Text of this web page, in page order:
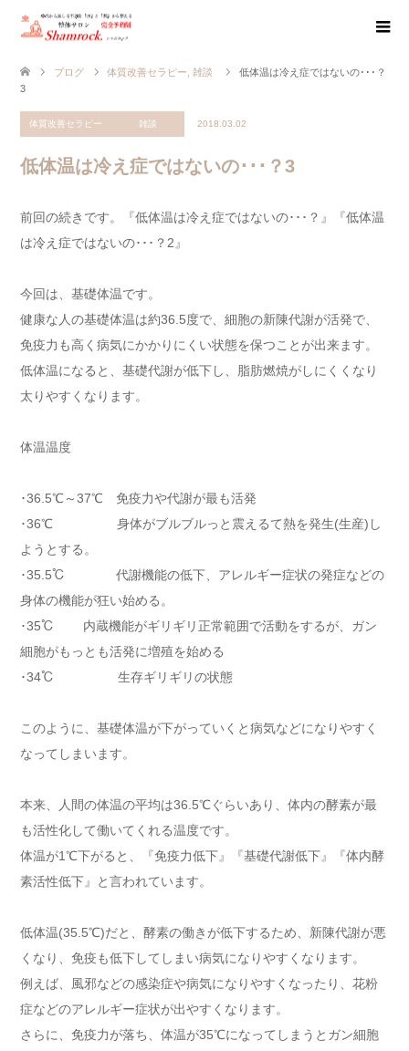
ブログ 体質改善セラピー 雑談
低体温は冷え症ではないの･･･？
3
体質改善セラピー 雑談 2018.03.02
低体温は冷え症ではないの･･･？3
前回の続きです。『低体温は冷え症ではないの･･･？』『低体温
は冷え症ではないの･･･？2』
今回は、基礎体温です。
健康な人の基礎体温は約36.5度で、細胞の新陳代謝が活発で、
免疫力も高く病気にかかりにくい状態を保つことが出来ます。
低体温になると、基礎代謝が低下し、脂肪燃焼がしにくくなり
太りやすくなります。
体温温度
･36.5℃～37℃ 免疫力や代謝が最も活発
･36℃ 身体がブルブルっと震えるて熱を発生(生産)し
ようとする。
･35.5℃ 代謝機能の低下、アレルギー症状の発症などの
身体の機能が狂い始める。
･35℃ 内蔵機能がギリギリ正常範囲で活動をするが、ガン
細胞がもっとも活発に増殖を始める
･34℃ 生存ギリギリの状態
このように、基礎体温が下がっていくと病気などになりやすく
なってしまいます。
本来、人間の体温の平均は36.5℃ぐらいあり、体内の酵素が最
も活性化して働いてくれる温度です。
体温が1℃下がると、『免疫力低下』『基礎代謝低下』『体内酵
素活性低下』と言われています。
低体温(35.5℃)だと、酵素の働きが低下するため、新陳代謝が悪
くなり、免疫も低下してしまい病気になりやすくなります。
例えば、風邪などの感染症や病気になりやすくなったり、花粉
症などのアレルギー症状が出やすくなります。
さらに、免疫力が落ち、体温が35℃になってしまうとガン細胞